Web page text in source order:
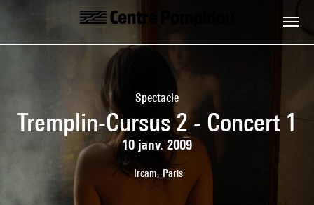
Aller au contenu principal
Centre Pompidou
Spectacle
Tremplin-Cursus 2 - Concert 1
10 janv. 2009
Ircam, Paris